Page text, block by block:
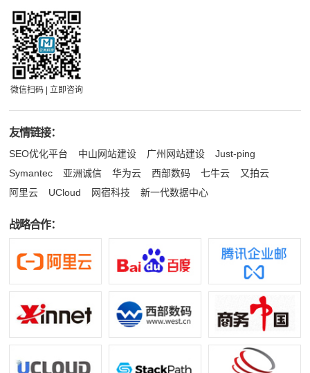
微信扫码 | 立即咨询
友情链接：
SEO优化平台 中山网站建设 广州网站建设
Just-ping
Symantec
亚洲诚信 华为云 西部数码 七牛云
又拍云
阿里云
UCloud 网宿科技 新一代数据中心
战略合作：